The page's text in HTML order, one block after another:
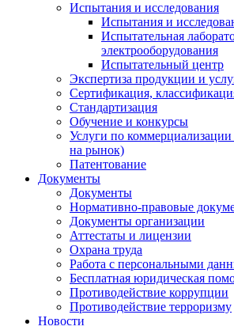
Испытания и исследования
Испытания и
Испытательная
электрооборудования
Испытательный центр
Экспертиза продукции и
Сертификация,
Стандартизация
Обучение и конкурсы
Услуги по
на рынок)
Патентование
Документы
Документы
Нормативно-правовые
Документы организации
Аттестаты и лицензии
Охрана труда
Работа с персональными
Бесплатная юридическая
Противодействие коррупции
Противодействие терроризму
Новости